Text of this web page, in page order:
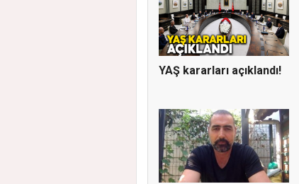
YAŞ kararları açıklandı!